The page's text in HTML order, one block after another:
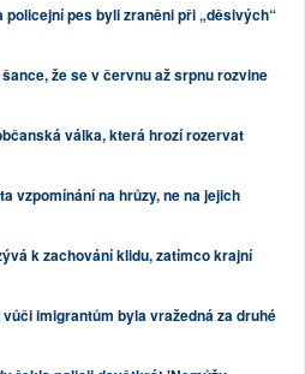
pes byli zraněni při „děsivých“
že se v červnu až srpnu rozvine
válka, která hrozí rozervat
vzpomínání na hrůzy, ne na jejich
k zachování klidu, zatímco krajní
imigrantům byla vražedná za druhé